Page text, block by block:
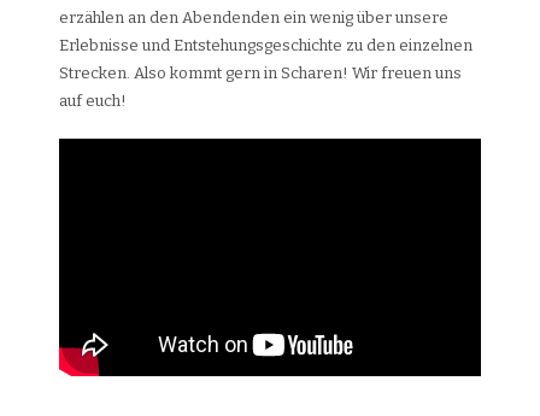
erzählen an den Abendenden ein wenig über unsere
Erlebnisse und Entstehungsgeschichte zu den einzelnen
Strecken. Also kommt gern in Scharen! Wir freuen uns
auf euch!